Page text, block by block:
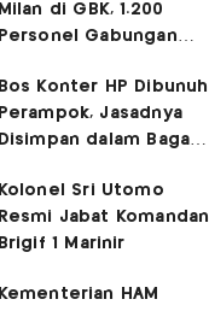
Milan di GBK, 1.200
Personel Gabungan
Bos Konter HP Dibunuh
Perampok, Jasadnya
Disimpan dalam Bagasi
Kolonel Sri Utomo
Resmi Jabat Komandan
Brigif 1 Marinir
Kementerian HAM